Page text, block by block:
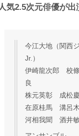
気2.5次元俳優が出
今江大地（関西
Jr.）
伊崎龍次郎 校
良
株元英彰 成松
在原桂馬 溝呂
河相我聞 酒井